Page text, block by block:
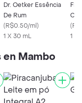
Dr. Oetker Essência
De Rum
(R$0.50/ml)
1 X 30 mL
(
1 X
Mambo